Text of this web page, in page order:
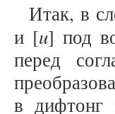
Итак, в
и [u] под
перед
в дифтонг